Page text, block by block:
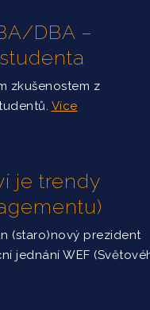
DBA –
zkušenostem z
Více
je trendy
(staro)nový prezident
jednání WEF